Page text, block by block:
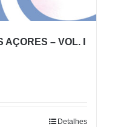
– VOL. I
Detalhes